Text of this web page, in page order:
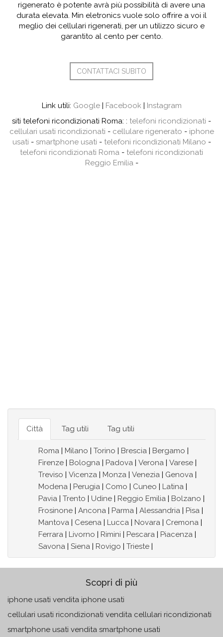
rigenerato è potente avrà più possibilità di avere una
durata elevata. Min eletronics vuole solo offrire a voi il
meglio dei cellulari rigenerati, per un utilizzo sicuro e
garantito al cento per cento.
CONTATTACI SUBITO
Link utili: Google| Facebook|
Instagram
siti telefoni ricondizionati Roma: : telefoni ricondizionati -
cellulari usati ricondizionati - cellulare rigenerato - iphone
usati - smartphone usati - telefoni ricondizionati Milano -
telefoni ricondizionati Roma - telefoni ricondizionati
Reggio Emilia-
Città Tag utili Tag utili
Roma Milano Torino Brescia Bergamo
Firenze
Bologna Padova Verona Varese
Treviso
Vicenza Monza Venezia Genova
Modena
Perugia Como Cuneo Latina
Pavia
Trento Udine Reggio Emilia Bolzano
Frosinone
Ancona Parma Alessandria Pisa
Mantova
Cesena Lucca Novara Cremona
Ferrara
Livorno Rimini Pescara Piacenza
Savona
Siena Rovigo Trieste
Scopri di più
iphone usati vendita iphone usati
cellulari usati ricondizionati vendita cellulari ricondizionati
smartphone usati vendita smartphone usati